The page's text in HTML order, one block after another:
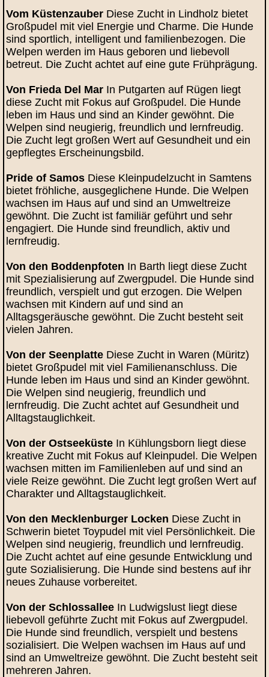
Vom Küstenzauber Diese Zucht in Lindholz bietet
Großpudel mit viel Energie und Charme. Die Hunde
sind sportlich, intelligent und familienbezogen. Die
Welpen werden im Haus geboren und liebevoll
betreut. Die Zucht achtet auf eine gute Frühprägung.
Von Frieda Del Mar In Putgarten auf Rügen liegt
diese Zucht mit Fokus auf Großpudel. Die Hunde
leben im Haus und sind an Kinder gewöhnt. Die
Welpen sind neugierig, freundlich und lernfreudig.
Die Zucht legt großen Wert auf Gesundheit und ein
gepflegtes Erscheinungsbild.
Pride of Samos Diese Kleinpudelzucht in Samtens
bietet fröhliche, ausgeglichene Hunde. Die Welpen
wachsen im Haus auf und sind an Umweltreize
gewöhnt. Die Zucht ist familiär geführt und sehr
engagiert. Die Hunde sind freundlich, aktiv und
lernfreudig.
Von den Boddenpfoten In Barth liegt diese Zucht
mit Spezialisierung auf Zwergpudel. Die Hunde sind
freundlich, verspielt und gut erzogen. Die Welpen
wachsen mit Kindern auf und sind an
Alltagsgeräusche gewöhnt. Die Zucht besteht seit
vielen Jahren.
Von der Seenplatte Diese Zucht in Waren (Müritz)
bietet Großpudel mit viel Familienanschluss. Die
Hunde leben im Haus und sind an Kinder gewöhnt.
Die Welpen sind neugierig, freundlich und
lernfreudig. Die Zucht achtet auf Gesundheit und
Alltagstauglichkeit.
Von der Ostseeküste In Kühlungsborn liegt diese
kreative Zucht mit Fokus auf Kleinpudel. Die Welpen
wachsen mitten im Familienleben auf und sind an
viele Reize gewöhnt. Die Zucht legt großen Wert auf
Charakter und Alltagstauglichkeit.
Von den Mecklenburger Locken Diese Zucht in
Schwerin bietet Toypudel mit viel Persönlichkeit. Die
Welpen sind neugierig, freundlich und lernfreudig.
Die Zucht achtet auf eine gesunde Entwicklung und
gute Sozialisierung. Die Hunde sind bestens auf ihr
neues Zuhause vorbereitet.
Von der Schlossallee In Ludwigslust liegt diese
liebevoll geführte Zucht mit Fokus auf Zwergpudel.
Die Hunde sind freundlich, verspielt und bestens
sozialisiert. Die Welpen wachsen im Haus auf und
sind an Umweltreize gewöhnt. Die Zucht besteht seit
mehreren Jahren.